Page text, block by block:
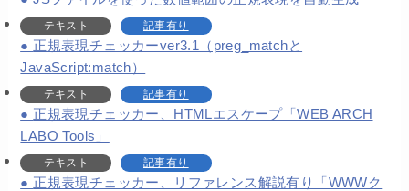
テキスト 記事有り
正規表現チェッカーver3.1（preg_matchと
JavaScript:match）
テキスト 記事有り
正規表現チェッカー、HTMLエスケープ「WEB ARCH
LABO Tools」
テキスト 記事有り
正規表現チェッカー、リファレンス解説有り「WWWク